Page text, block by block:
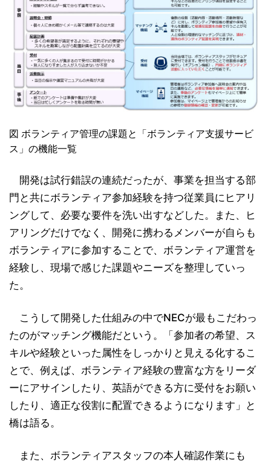
図 ボランティア管理の課題と「ボランティア支援サービ
ス」の機能一覧
開発は試行錯誤の連続だったが、事業を担当する部
門と共にボランティア参加経験を持つ従業員にヒアリ
ングして、必要な要件を洗い出すなどした。また、ヒ
アリングだけでなく、開発に携わるメンバーが自らも
ボランティアに参加することで、ボランティア運営を
経験し、現場で感じた課題やニーズを整理していっ
た。
こうして開発した仕組みの中でNECが最もこだわっ
たのがマッチング機能だという。「参加者の希望、ス
キルや経験といった属性をしっかりと見える化するこ
とで、例えば、ボランティア経験の豊富な方をリーダ
ーにアサインしたり、英語ができる方に受付をお願い
したり、適正な役割に配置できるようになります」と
橋は語る。
また、ボランティアスタッフの本人確認作業にも